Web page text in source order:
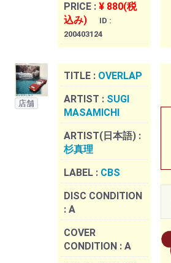
PRICE : ¥ 880(税
込み)
ID :
200403124
店舗
TITLE : OVERLAP
ARTIST : SUGI
MASAMICHI
ARTIST(日本語) :
杉真理
LABEL : CBS
DISC CONDITION
: A
COVER
CONDITION : A